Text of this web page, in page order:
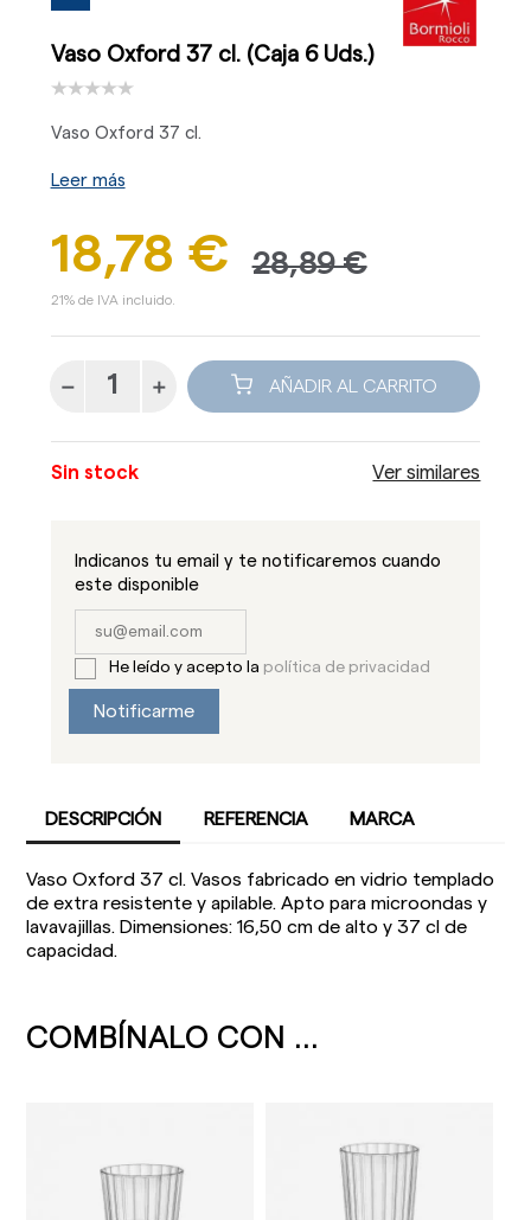
Vaso Oxford 37 cl. (Caja 6 Uds.)
Vaso Oxford 37 cl.
Leer más
18,78 € 28,89 €
21% de IVA incluido.
AÑADIR AL CARRITO
Sin stock Ver similares
Indicanos tu email y te notificaremos cuando
este disponible
He leído y acepto la política de privacidad
Notificarme
DESCRIPCIÓN REFERENCIA MARCA
Vaso Oxford 37 cl. Vasos fabricado en vidrio templado
de extra resistente y apilable. Apto para microondas y
lavavajillas. Dimensiones: 16,50 cm de alto y 37 cl de
capacidad.
COMBÍNALO CON ...